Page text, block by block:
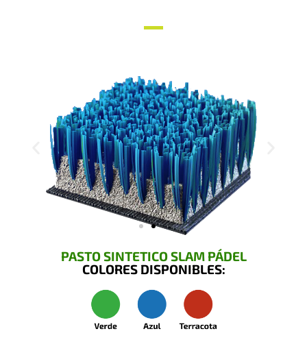
PASTO SINTETICO SLAM PÁDEL
COLORES DISPONIBLES: